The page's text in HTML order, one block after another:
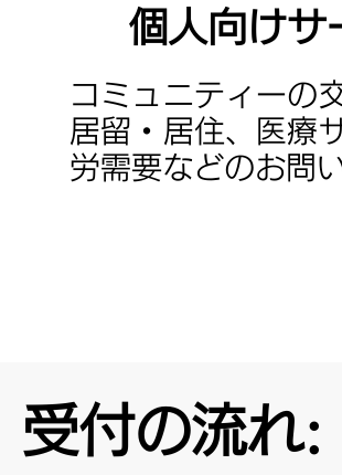
個人向けサ
コミュニティーの
居留・居住、医療
労需要などのお問
受付の流れ: